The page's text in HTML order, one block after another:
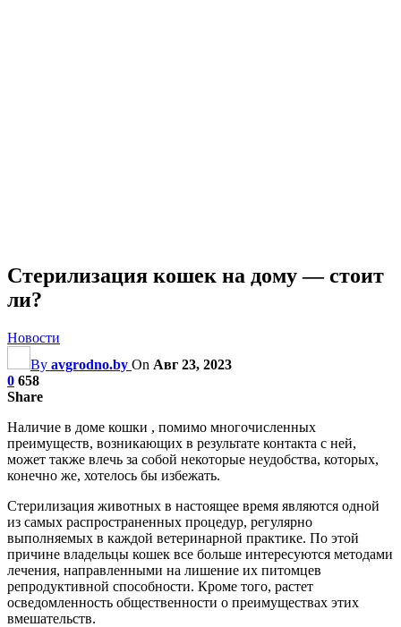
Стерилизация кошек на дому — стоит
ли?
Новости
By avgrodno.by On Авг 23, 2023
0 658
Share
Наличие в доме кошки , помимо многочисленных
преимуществ, возникающих в результате контакта с ней,
может также влечь за собой некоторые неудобства, которых,
конечно же, хотелось бы избежать.
Стерилизация животных в настоящее время являются одной
из самых распространенных процедур, регулярно
выполняемых в каждой ветеринарной практике. По этой
причине владельцы кошек все больше интересуются методами
лечения, направленными на лишение их питомцев
репродуктивной способности. Кроме того, растет
осведомленность общественности о преимуществах этих
вмешательств.